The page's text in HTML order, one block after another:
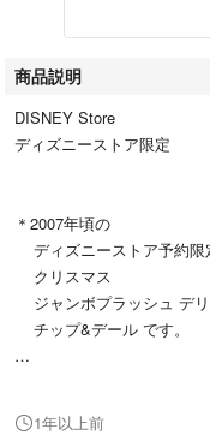
商品説明
DISNEY Store
ディズニーストア限定
＊2007年頃の
ディズニーストア予約限
クリスマス
ジャンボプラッシュ デ
チップ&デール です。
＊購入以来、引っ越し時期
1年以上前